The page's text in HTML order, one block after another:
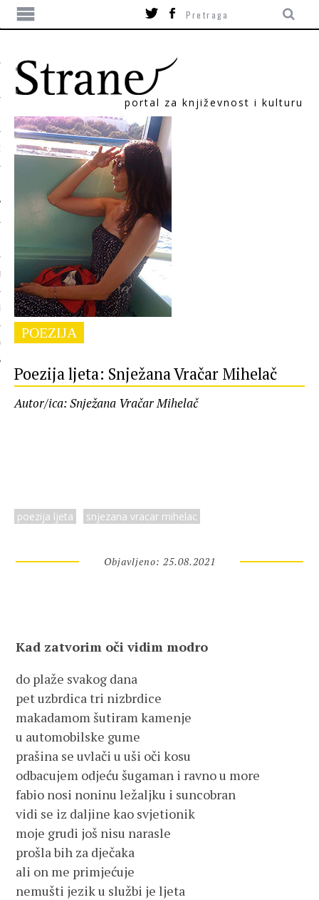
portal za književnost i kulturu
POEZIJA
Poezija ljeta: Snježana Vračar Mihelač
Autor/ica: Snježana Vračar Mihelač
poezija ljeta snjezana vracar mihelac
Objavljeno: 25.08.2021
Kad zatvorim oči vidim modro
do plaže svakog dana
pet uzbrdica tri nizbrdice
makadamom šutiram kamenje
u automobilske gume
prašina se uvlači u uši oči kosu
odbacujem odjeću šugaman i ravno u more
fabio nosi noninu ležaljku i suncobran
vidi se iz daljine kao svjetionik
moje grudi još nisu narasle
prošla bih za dječaka
ali on me primjećuje
nemušti jezik u službi je ljeta